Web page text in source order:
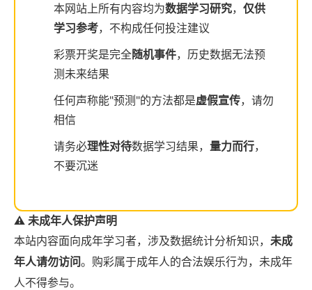
本网站上所有内容均为数据学习研究， 仅供
学习参考，不构成任何投注建议
彩票开奖是完全随机事件，历史数据无法预
测未来结果
任何声称能"预测"的方法都是虚假宣传，请勿
相信
请务必理性对待数据学习结果， 量力而行，
不要沉迷
⚠️ 未成年人保护声明
本站内容面向成年学习者，涉及数据统计分析知识， 未成
年人请勿访问。购彩属于成年人的合法娱乐行为，未成年
人不得参与。